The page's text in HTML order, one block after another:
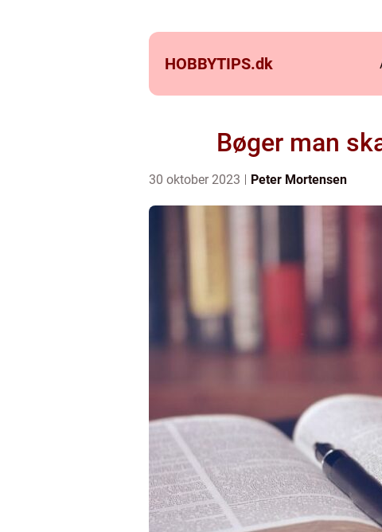
HOBBYTIPS.dk
Bøger man
30 oktober 2023 Peter Mortensen